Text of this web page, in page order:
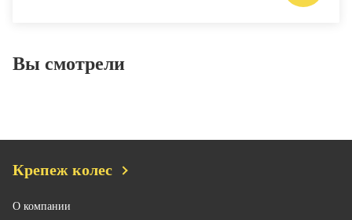
Вы смотрели
Крепеж колес
О компании